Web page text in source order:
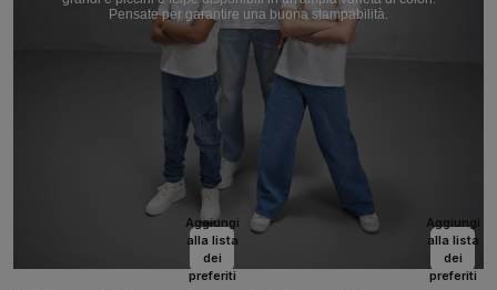
Pensate per garantire una buona stampabilità.
Aggiungi
alla lista
dei
preferiti
Aggiungi
alla lista
dei
preferiti